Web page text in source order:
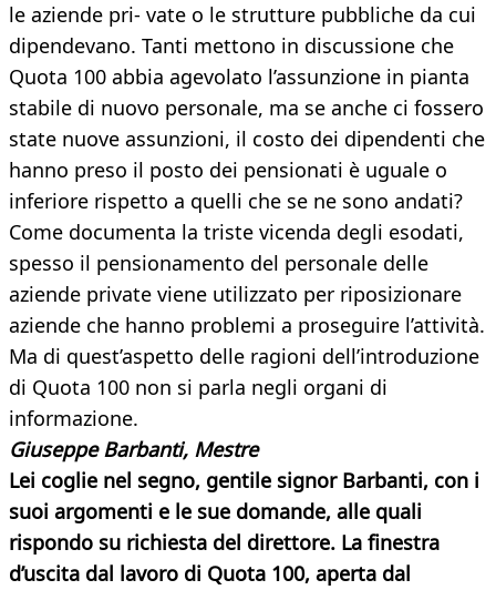
le aziende pri- vate o le strutture pubbliche da cui
dipendevano. Tanti mettono in discussione che
Quota 100 abbia agevolato l’assunzione in pianta
stabile di nuovo personale, ma se anche ci fossero
state nuove assunzioni, il costo dei dipendenti che
hanno preso il posto dei pensionati è uguale o
inferiore rispetto a quelli che se ne sono andati?
Come documenta la triste vicenda degli esodati,
spesso il pensionamento del personale delle
aziende private viene utilizzato per riposizionare
aziende che hanno problemi a proseguire l’attività.
Ma di quest’aspetto delle ragioni dell’introduzione
di Quota 100 non si parla negli organi di
informazione.
Giuseppe Barbanti, Mestre
Lei coglie nel segno, gentile signor Barbanti, con i
suoi argomenti e le sue domande, alle quali
rispondo su richiesta del direttore. La finestra
d’uscita dal lavoro di Quota 100, aperta dal